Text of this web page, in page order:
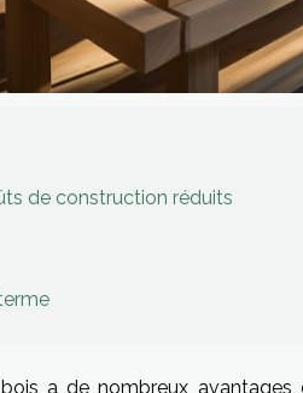
de construction réduits
a de nombreux